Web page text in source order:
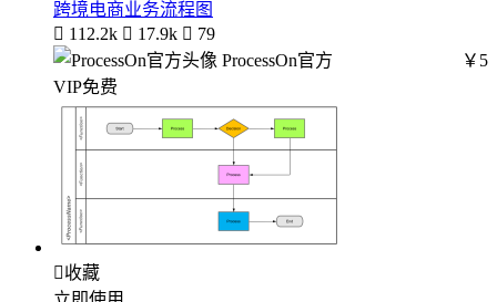
跨境电商业务流程图
 112.2k  17.9k  79
ProcessOn官方
￥5
VIP免费
收藏